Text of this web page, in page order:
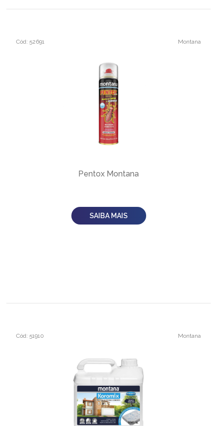
Cód: 52691 Montana
Pentox Montana
SAIBA MAIS
Cód: 51910 Montana